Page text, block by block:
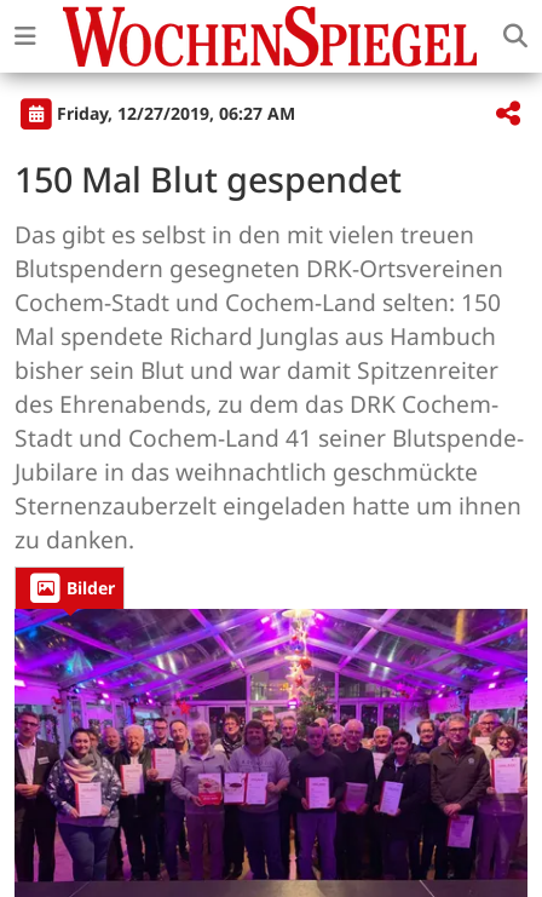
Friday, 12/27/2019, 06:27 AM
150 Mal Blut gespendet
Das gibt es selbst in den mit vielen treuen
Blutspendern gesegneten DRK-Ortsvereinen
Cochem-Stadt und Cochem-Land selten: 150
Mal spendete Richard Junglas aus Hambuch
bisher sein Blut und war damit Spitzenreiter
des Ehrenabends, zu dem das DRK Cochem-
Stadt und Cochem-Land 41 seiner Blutspende-
Jubilare in das weihnachtlich geschmückte
Sternenzauberzelt eingeladen hatte um ihnen
zu danken.
Bilder